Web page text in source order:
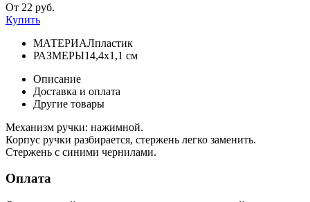
От 22 руб.
Купить
МАТЕРИАЛпластик
РАЗМЕРЫ14,4х1,1 см
Описание
Доставка и оплата
Другие товары
Механизм ручки: нажимной.
Корпус ручки разбирается, стержень легко заменить.
Стержень с синими чернилами.
Оплата